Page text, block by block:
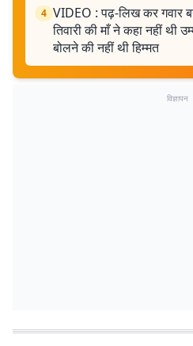
4 VIDEO : पढ़-लिख कर गवार
तिवारी की माँ ने कहा नहीं थी
बोलने की नहीं थी हिम्मत
विज्ञापन